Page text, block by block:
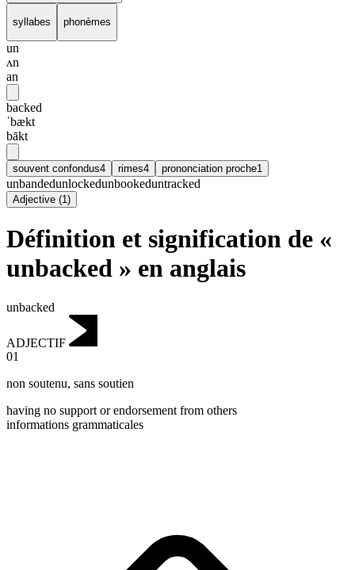
syllabes phonèmes
un
ʌn
an
backed
ˈbækt
bākt
souvent confondus4 rimes4 prononciation proche1
unbandedunlockedunbookeduntracked
Adjective (1)
Définition et signification de «
unbacked » en anglais
unbacked
ADJECTIF
01
non soutenu, sans soutien
having no support or endorsement from others
informations grammaticales